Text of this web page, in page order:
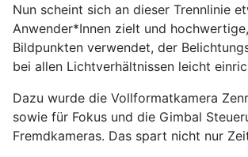
Nun scheint sich an dieser Trennlinie
Anwender*Innen zielt und
Bildpunkten verwendet, der
bei allen Lichtverhältnissen leicht
Dazu wurde die Vollformatkamera
sowie für Fokus und die Gimbal
Fremdkameras. Das spart nicht nur